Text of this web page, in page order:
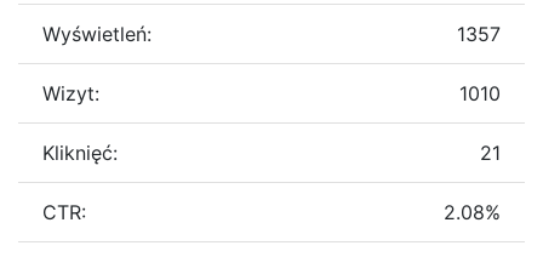
Wyświetleń: 1357
Wizyt: 1010
Kliknięć: 21
CTR: 2.08%